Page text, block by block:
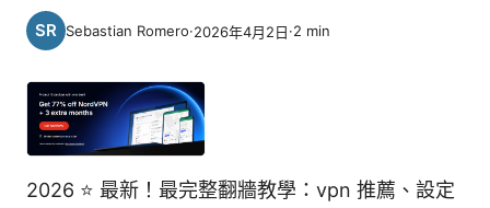
Sebastian Romero·2026年4月2日·2 min
2026 ⭐ 最新！最完整翻牆教學：vpn 推薦、設定